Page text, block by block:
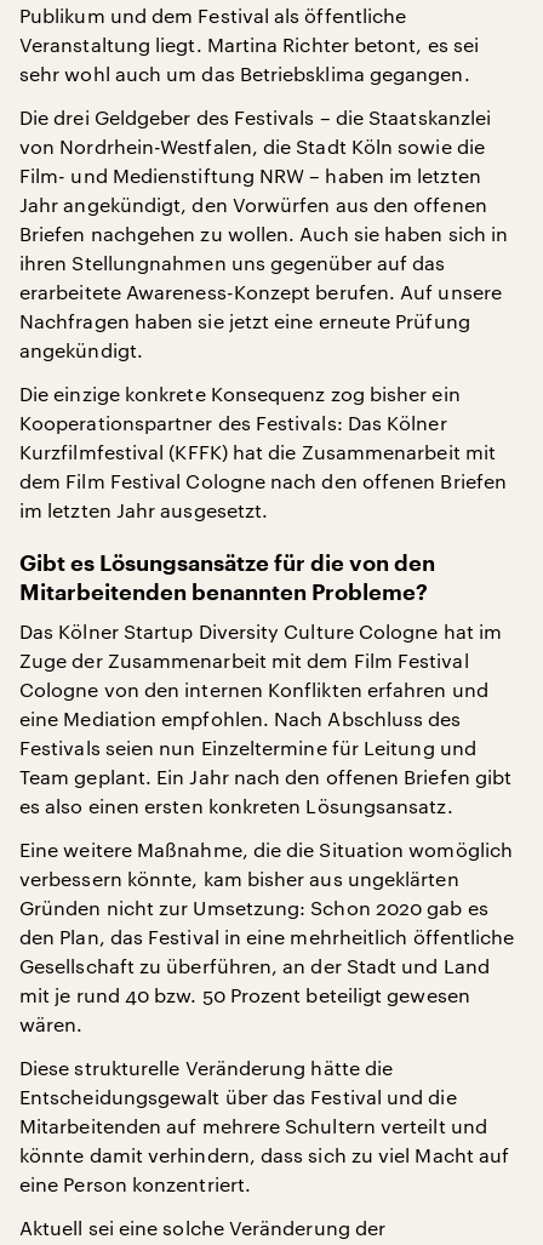
Publikum und dem Festival als öffentliche
Veranstaltung liegt. Martina Richter betont, es sei
sehr wohl auch um das Betriebsklima gegangen.
Die drei Geldgeber des Festivals – die Staatskanzlei
von Nordrhein-Westfalen, die Stadt Köln sowie die
Film- und Medienstiftung NRW – haben im letzten
Jahr angekündigt, den Vorwürfen aus den offenen
Briefen nachgehen zu wollen. Auch sie haben sich in
ihren Stellungnahmen uns gegenüber auf das
erarbeitete Awareness-Konzept berufen. Auf unsere
Nachfragen haben sie jetzt eine erneute Prüfung
angekündigt.
Die einzige konkrete Konsequenz zog bisher ein
Kooperationspartner des Festivals: Das Kölner
Kurzfilmfestival (KFFK) hat die Zusammenarbeit mit
dem Film Festival Cologne nach den offenen Briefen
im letzten Jahr ausgesetzt.
Gibt es Lösungsansätze für die von den
Mitarbeitenden benannten Probleme?
Das Kölner Startup Diversity Culture Cologne hat im
Zuge der Zusammenarbeit mit dem Film Festival
Cologne von den internen Konflikten erfahren und
eine Mediation empfohlen. Nach Abschluss des
Festivals seien nun Einzeltermine für Leitung und
Team geplant. Ein Jahr nach den offenen Briefen gibt
es also einen ersten konkreten Lösungsansatz.
Eine weitere Maßnahme, die die Situation womöglich
verbessern könnte, kam bisher aus ungeklärten
Gründen nicht zur Umsetzung: Schon 2020 gab es
den Plan, das Festival in eine mehrheitlich öffentliche
Gesellschaft zu überführen, an der Stadt und Land
mit je rund 40 bzw. 50 Prozent beteiligt gewesen
wären.
Diese strukturelle Veränderung hätte die
Entscheidungsgewalt über das Festival und die
Mitarbeitenden auf mehrere Schultern verteilt und
könnte damit verhindern, dass sich zu viel Macht auf
eine Person konzentriert.
Aktuell sei eine solche Veränderung der